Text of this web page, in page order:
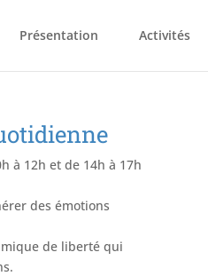
Présentation Activités
à 12h et de 14h à 17h
des émotions
de liberté qui